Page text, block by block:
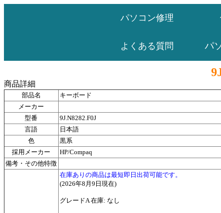
パソコン修理
よくある質問 パ
商品詳細
部品名
キーボード
メーカー
型番
9J.N8282.F0J
言語
日本語
色
黒系
採用メーカー
HP/Compaq
備考・その他特徴
在庫ありの商品は最短即日出荷可能です。
(2026年8月9日現在)
グレードA 在庫: なし